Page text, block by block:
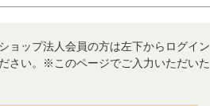
ョップ法人会員の方は左下からログイン
さい。※このページでご入力いただいた